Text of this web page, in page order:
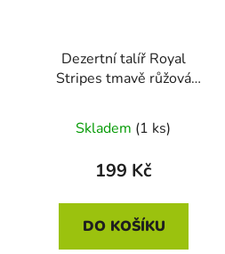
Dezertní talíř Royal
Stripes tmavě růžová
Skladem (1 ks)
199 Kč
DO KOŠÍKU